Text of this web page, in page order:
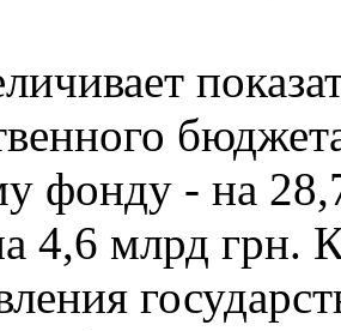
фонду - на
4,6 млрд грн.